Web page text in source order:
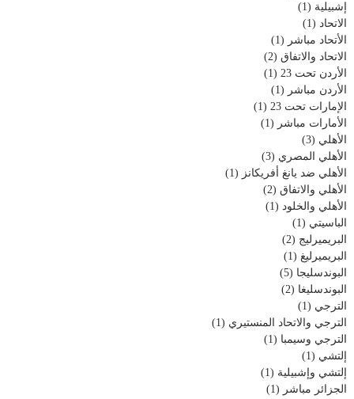
إشبيلية (1)
الاتحاد (1)
الأتحاد مباشر (1)
الاتحاد والاتفاق (2)
الأردن تحت 23
(1)
الأردن مباشر (1)
الإمارات تحت 23
(1)
الأمارات مباشر (1)
الأهلي (3)
الأهلي المصري (3)
الأهلي ضد يانغ أفريكانز (1)
الأهلي والاتفاق (2)
الأهلي والخلود (1)
الباسيتي (1)
البريميرليج (2)
البريميرليغ (1)
البوندسليجا (5)
البوندسليغا (2)
الترجي (1)
الترجي والاتحاد المنستيري (1)
الترجي وسيمبا (1)
إلتشي (1)
إلتشي وإشبيلية (1)
الجزائر مباشر (1)